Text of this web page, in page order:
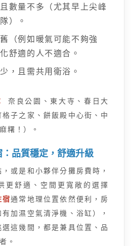
數量不多（尤其早上尖峰
）。
（例如暖氣可能不夠強
舒適的人不適合。
，且需共用衛浴。
奈良公園、東大寺、春日大
子之家、餅飯殿中心街、中
糬！）。
品質穩定，舒適升級
或是和小夥伴分攤房費時，
更舒適、空間更寬敞的選擇
宿通常地理位置依然便利，房
加濕空氣清淨機、浴缸），
這幾間，都是兼具位置、品
。